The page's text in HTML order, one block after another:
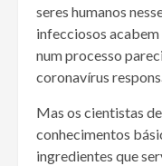
seres humanos
infecciosos acabem
num processo
coronavírus
Mas os cientistas
conhecimentos
ingredientes que